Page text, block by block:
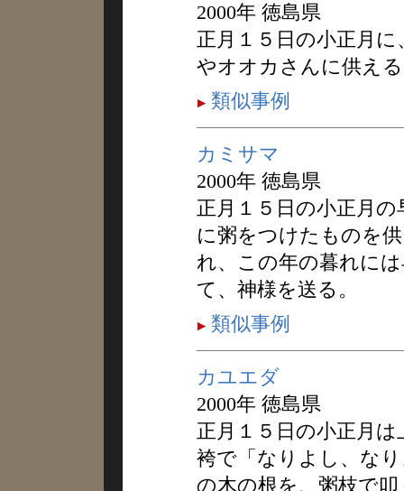
2000年 徳島県
正月１５日の小正月
やオオカさんに供え
類似事例
カミサマ
2000年 徳島県
正月１５日の小正月
に粥をつけたものを
れ、この年の暮れに
て、神様を送る。
類似事例
カユエダ
2000年 徳島県
正月１５日の小正月
袴で「なりよし、な
の木の根を、粥枝で